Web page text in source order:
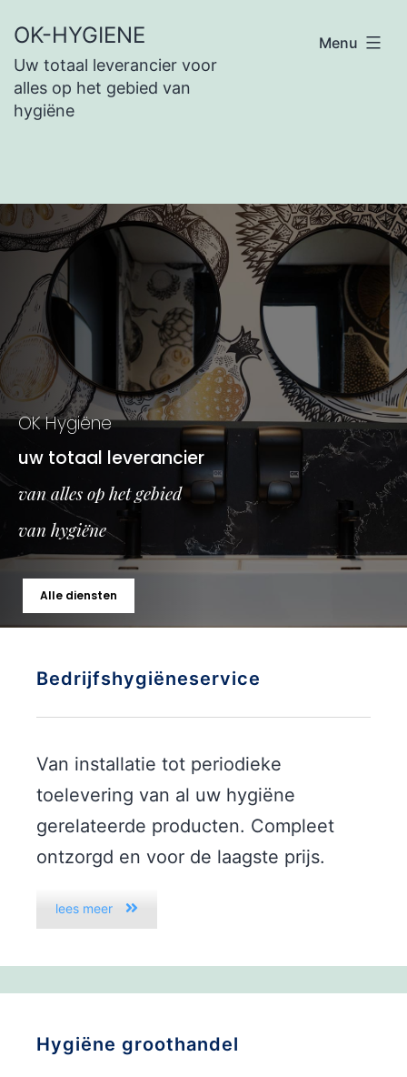
to
content
OK-HYGIENE
Uw totaal leverancier voor
alles op het gebied van
hygiëne
Menu
OKHygiëne
uw totaal leverancier
van allesophetgebied
van hygiëne
Alle diensten
A B
Bedrijfshygiëneservice
Van installatie tot periodieke
toelevering van al uw hygiëne
gerelateerde producten. Compleet
ontzorgd en voor de laagste prijs.
lees meer
Hygiëne groothandel